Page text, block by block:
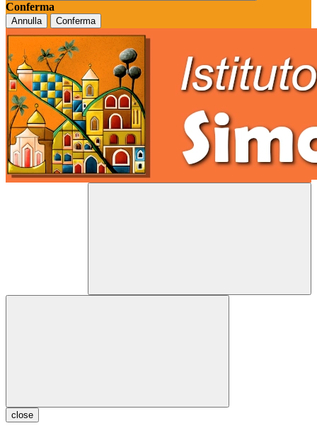
Conferma
Annulla Conferma
close